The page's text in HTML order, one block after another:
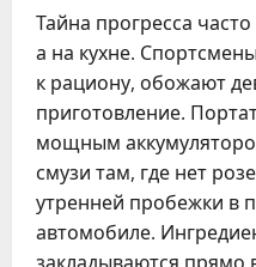
Тайна прогресса
а на кухне.
к рациону, обожают
приготовление.
мощным
смузи там, где нет
утренней пробежки в
автомобиле.